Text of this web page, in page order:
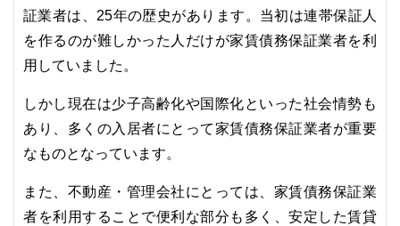
証業者は、25年の歴史があります。当初は連帯保証人
を作るのが難しかった人だけが家賃債務保証業者を利
用していました。
しかし現在は少子高齢化や国際化といった社会情勢も
あり、多くの入居者にとって家賃債務保証業者が重要
なものとなっています。
また、不動産・管理会社にとっては、家賃債務保証業
者を利用することで便利な部分も多く、安定した賃貸